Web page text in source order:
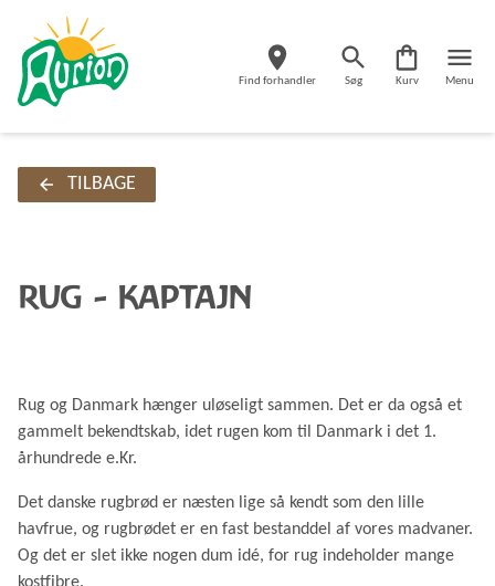
Find forhandler Søg Kurv Menu
TILBAGE
RUG - KAPTAJN
Rug og Danmark hænger uløseligt sammen. Det er da også et
gammelt bekendtskab, idet rugen kom til Danmark i det 1.
århundrede e.Kr.
Det danske rugbrød er næsten lige så kendt som den lille
havfrue, og rugbrødet er en fast bestanddel af vores madvaner.
Og det er slet ikke nogen dum idé, for rug indeholder mange